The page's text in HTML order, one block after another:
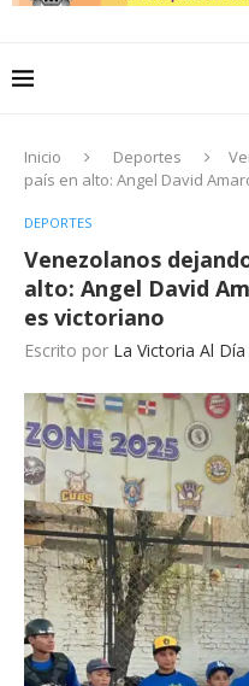
Inicio Deportes
país en alto: Angel David
DEPORTES
Venezolanos
alto: Angel David
es victoriano
Escrito por La Victoria Al Día